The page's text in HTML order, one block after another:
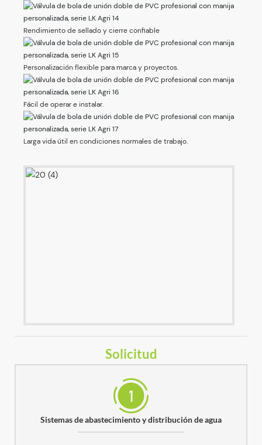
Rendimiento de sellado y cierre confiable
Personalización flexible para marca y proyectos.
Fácil de operar e instalar.
Larga vida útil en condiciones normales de trabajo.
Solicitud
Sistemas de abastecimiento y distribución de agua